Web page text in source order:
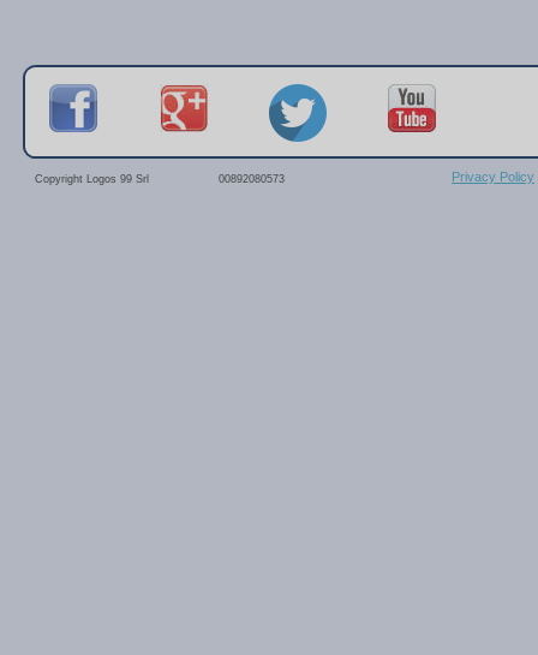
Copyright Logos 99 Srl 00892080573 Privacy Policy